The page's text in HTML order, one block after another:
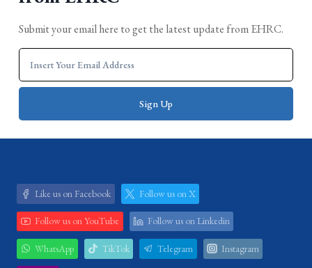
Submit your email here to get the latest update from EHRC.
Like us on Facebook Follow us on X
Follow us on YouTube Follow us on Linkedin
WhatsApp TikTok Telegram Instagram